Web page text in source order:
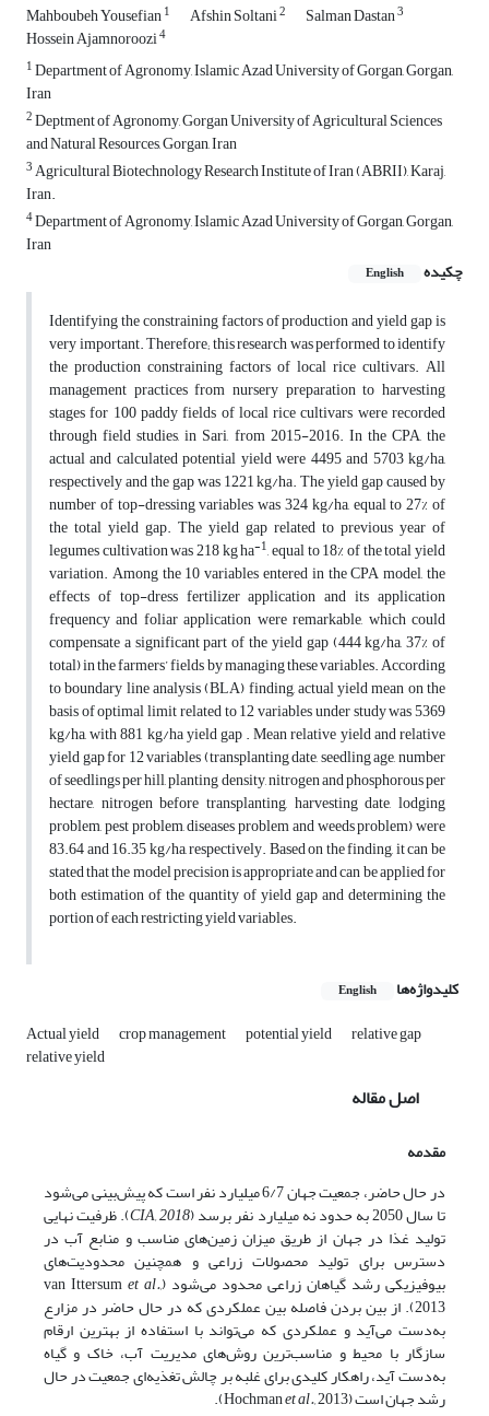
Mahboubeh Yousefian1 Afshin Soltani2 Salman Dastan3
Hossein Ajamnoroozi4
1Department of Agronomy, Islamic Azad University of Gorgan, Gorgan,
Iran
2Deptment of Agronomy, Gorgan University of Agricultural Sciences
and Natural Resources, Gorgan, Iran
3Agricultural Biotechnology Research Institute of Iran (ABRII), Karaj,
Iran.
4Department of Agronomy, Islamic Azad University of Gorgan, Gorgan,
Iran
چکیده
English
Identifying the constraining factors of production and yield gap is
very important. Therefore; this research was performed to identify
the production constraining factors of local rice cultivars. All
management practices from nursery preparation to harvesting
stages for 100 paddy fields of local rice cultivars were recorded
through field studies, in Sari, from 2015-2016. In the CPA, the
actual and calculated potential yield were 4495 and 5703 kg/ha,
respectively and the gap was 1221 kg/ha. The yield gap caused by
number of top-dressing variables was 324 kg/ha, equal to 27% of
the total yield gap. The yield gap related to previous year of
legumes cultivation was 218 kg ha-1, equal to 18% of the total yield
variation. Among the 10 variables entered in the CPA model, the
effects of top-dress fertilizer application and its application
frequency and foliar application were remarkable, which could
compensate a significant part of the yield gap (444 kg/ha, 37% of
total) in the farmers’ fields by managing these variables. According
to boundary line analysis (BLA) finding, actual yield mean on the
basis of optimal limit related to 12 variables under study was 5369
kg/ha, with 881 kg/ha yield gap . Mean relative yield and relative
yield gap for 12 variables (transplanting date, seedling age, number
of seedlings per hill, planting density, nitrogen and phosphorous per
hectare, nitrogen before transplanting, harvesting date, lodging
problem, pest problem, diseases problem and weeds problem) were
83.64 and 16.35 kg/ha, respectively. Based on the finding, it can be
stated that the model precision is appropriate and can be applied for
both estimation of the quantity of yield gap and determining the
portion of each restricting yield variables.
کلیدواژه‌ها English
Actual yield crop management potential yield relative gap
relative yield
اصل مقاله
مقدمه
در حال حاضر، جمعیت جهان 6/7 میلیارد نفر است که پیش‌بینی می‌شود
تا سال 2050 به حدود نه میلیارد نفر برسد ( CIA, 2018). ظرفیت نهایی
تولید غذا در جهان از طریق میزان زمین‌های مناسب و منابع آب در
دسترس برای تولید محصولات زراعی و همچنین محدودیت‌های
بیوفیزیکی رشد گیاهان زراعی محدود می‌شود (van Ittersumet al.,
2013). از بین بردن فاصله بین عملکردی که در حال حاضر در مزارع
به‌دست می‌آید و عملکردی که می‌تواند با استفاده از بهترین ارقام
سازگار با محیط و مناسب‌ترین روش‌های مدیریت آب، خاک و گیاه
به‌دست آید، راهکار کلیدی برای غلبه بر چالش تغذیه‌ای جمعیت در حال
رشد جهان است (Hochman et al.,2013).